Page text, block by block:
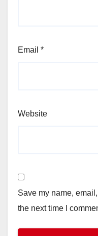
Email *
Website
Save my name,
the next time I